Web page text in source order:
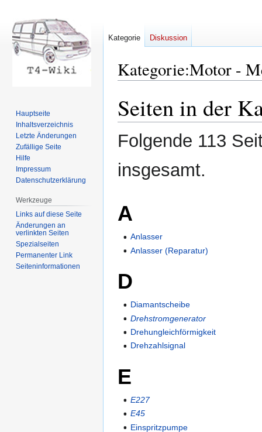
Kategorie:Motor -
Navigation
springen
Suche
springen
Seiten in der
Folgende 113
insgesamt.
A
Anlasser
Anlasser (Reparatur)
D
Diamantscheibe
Drehstromgenerator
Drehungleichförmigkeit
Drehzahlsignal
E
E227
E45
Einspritzpumpe
Kategorie Diskussion
Hauptseite
Inhaltsverzeichnis
Letzte Änderungen
Zufällige Seite
Hilfe
Impressum
Datenschutzerklärung
Werkzeuge
Links auf diese Seite
Änderungen an
verlinkten Seiten
Spezialseiten
Permanenter Link
Seiten­informationen